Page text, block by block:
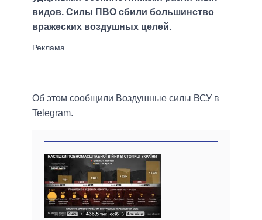
видов. Силы ПВО сбили большинство
вражеских воздушных целей.
Об этом сообщили Воздушные силы ВСУ в
Telegram.